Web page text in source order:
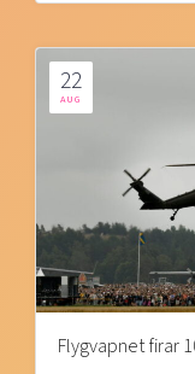
22
AUG
Flygvapnet firar